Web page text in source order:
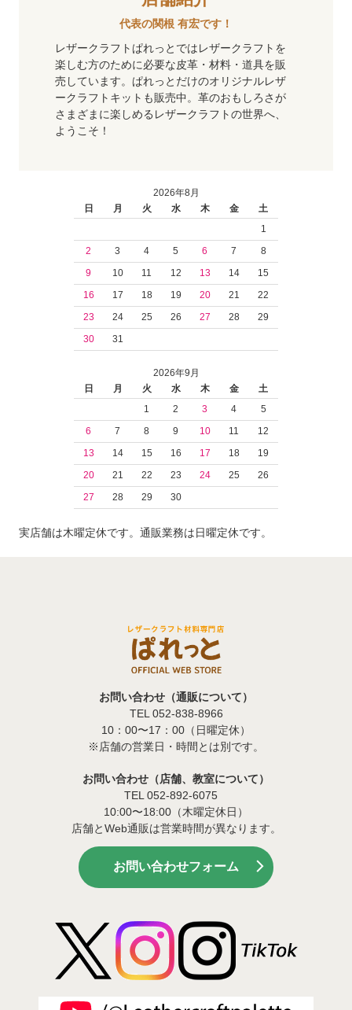
代表の関根 有宏です！
レザークラフトぱれっとではレザークラフトを
楽しむ方のために必要な皮革・材料・道具を販
売しています。ぱれっとだけのオリジナルレザ
ークラフトキットも販売中。革のおもしろさが
さまざまに楽しめるレザークラフトの世界へ、
ようこそ！
2026年8月
日
月 火 水 木 金
土
1
2
3 4 5 6 7
8
9
10 11 12 13 14
15
16
17 18 19 20 21
22
23
24 25 26 27 28
29
30
31
2026年9月
日
月 火 水 木 金
土
1
2 3 4
5
6
7 8 9 10 11
12
13
14 15 16 17 18
19
20
21 22 23 24 25
26
27
28 29 30
実店舗は木曜定休です。通販業務は日曜定休です。
お問い合わせ（通販について）
TEL 052-838-8966
10：00〜17：00（日曜定休）
※店舗の営業日・時間とは別です。
お問い合わせ（店舗、教室について）
TEL 052-892-6075
10:00〜18:00（木曜定休日）
店舗とWeb通販は営業時間が異なります。
お問い合わせフォーム